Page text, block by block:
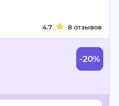
4.7 8 отзывов
-20%